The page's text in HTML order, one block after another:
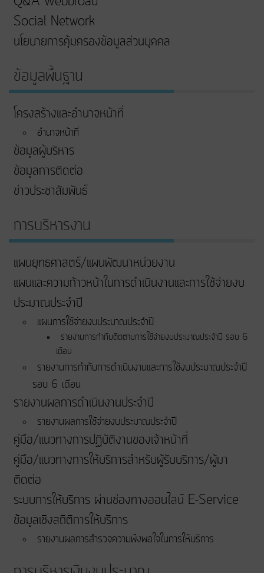
Social Network
นโยบายการคุ้มครองข้อมูลส่วนบุคคล
ข้อมูลพื้นฐาน
โครงสร้างและอำนาจหน้าที่
อำนาจหน้าที่
ข้อมูลผู้บริหาร
ข้อมูลการติดต่อ
ข่าวประชาสัมพันธ์
การบริหารงาน
แผนยุทธศาสตร์/แผนพัฒนาหน่วยงาน
แผนและความก้าวหน้าในการดําเนินงานและการใช้จ่ายงบ
ประมาณประจําปี
แผนการใช้จ่ายงบประมาณประจำปี
รายงานการกำกับติดตามการใช้จ่ายงบประมาณประจำปี รอบ 6
เดือน
รายงานการกำกับการดำเนินงานและการใช้งบประมาณประจำปี
รอบ 6 เดือน
รายงานผลการดำเนินงานประจำปี
รายงานผลการใช้จ่ายงบประมาณประจำปี
คู่มือ/แนวทางการปฏิบัติงานของเจ้าหน้าที่
คู่มือ/แนวทางการให้บริการสำหรับผู้รับบริการ/ผู้มา
ติดต่อ
ระบบการให้บริการ ผ่านช่องทางออนไลน์ E-Service
ข้อมูลเชิงสถิติการให้บริการ
รายงานผลการสำรวจความพึงพอใจในการให้บริการ